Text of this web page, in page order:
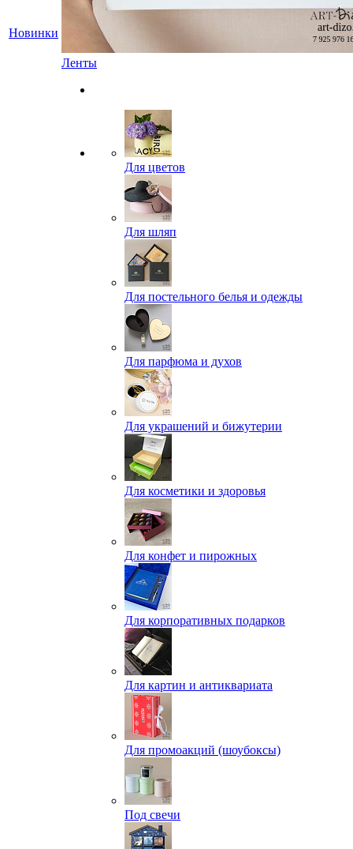
Новинки
Ленты
Для цветов
Для шляп
Для постельного белья и одежды
Для парфюма и духов
Для украшений и бижутерии
Для косметики и здоровья
Для конфет и пирожных
Для корпоративных подарков
Для картин и антиквариата
Для промоакций (шоубоксы)
Под свечи